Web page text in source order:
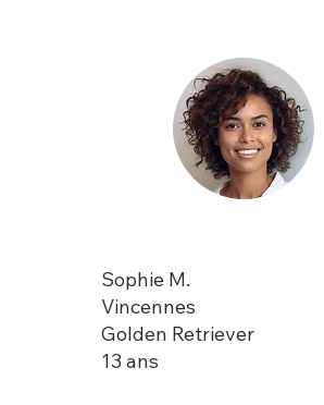
Sophie M.
Vincennes
Golden Retriever
13 ans